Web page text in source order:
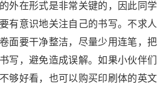
外在形式是非常关键的，因此同学
有意识地关注自己的书写。不求人
面要干净整洁，尽量少用连笔，把
写，避免造成误解。如果小伙伴们
够好看，也可以购买印刷体的英文